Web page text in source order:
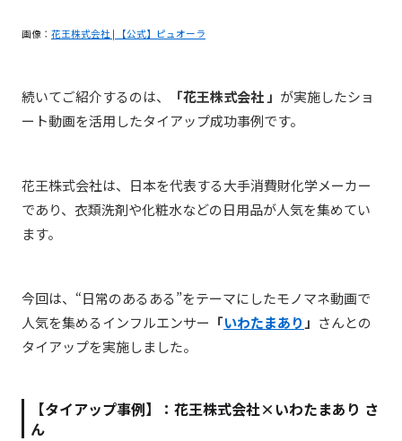
画像： 花王株式会社 | 【公式】ピュオーラ
続いてご紹介するのは、 「花王株式会社 」 が実施したショ
ート動画を活用したタイアップ成功事例です。
花王株式会社は、日本を代表する大手消費財化学メーカー
であり、衣類洗剤や化粧水などの日用品が人気を集めてい
ます。
今回は、“日常のあるある”をテーマにしたモノマネ動画で
人気を集めるインフルエンサー 「いわたまあり」 さんとの
タイアップを実施しました。
【タイアップ事例】：花王株式会社×いわたまあり さ
ん